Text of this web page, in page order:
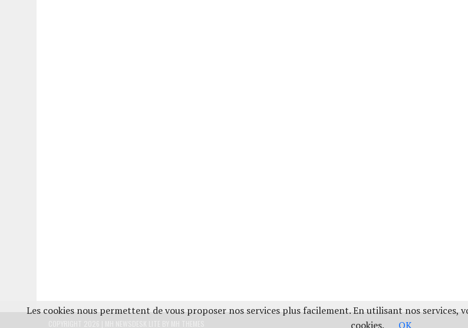
Les cookies nous permettent de vous proposer nos services plus facilement. En utilisant nos
cookies.
OK